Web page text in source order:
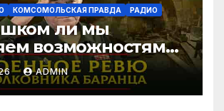
КОМСОМОЛЬСКАЯ ПРАВДА РАДИО
ли мы
возможностям
с Украиной? |
ADMIN